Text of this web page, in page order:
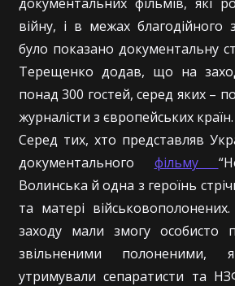
війну, і в межах благодійного
було показано документальну
Терещенко додав, що на
понад 300 гостей, серед яких –
журналісти з європейських країн.
Серед тих, хто представляв
документального фільму
Волинська й одна з героїнь
та матері
заходу мали змогу особисто
звільненими полоненими,
утримували сепаратисти та